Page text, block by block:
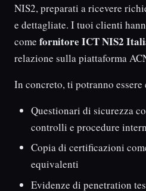
NIS2, preparati a ricevere
e dettagliate. I tuoi clienti
come fornitore ICT NIS2
relazione sulla piattaforma
In concreto, ti potranno essere
Questionari di sicurezza
controlli e procedure
Copia di certificazioni
equivalenti
Evidenze di penetration